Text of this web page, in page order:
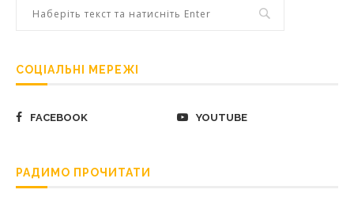
СОЦІАЛЬНІ МЕРЕЖІ
FACEBOOK YOUTUBE
РАДИМО ПРОЧИТАТИ